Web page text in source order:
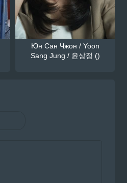
Юн Сан Чжон / Yoon
Sang Jung / 윤상정 ()